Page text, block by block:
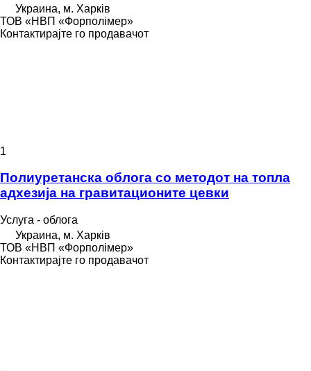
Украина, м. Харків
ТОВ «НВП «Форполімер»
Контактирајте го продавачот
1
Полиуретанска облога со методот на топла
адхезија на гравитационите цевки
Услуга - облога
Украина, м. Харків
ТОВ «НВП «Форполімер»
Контактирајте го продавачот